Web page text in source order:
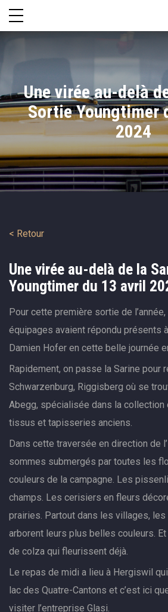
Une virée au-delà
Sortie Youngtimer
2024
< Retour
Une virée au-delà de la
Youngtimer du 13 avril
Pour cette première sortie de
équipages avaient répondu présents
Damien Hofer en cette belle journée
Rapidement, on passe la Sarine pour
Schwarzenburg, Riggisberg où se
Abegg, spécialisée dans la collection
tissus et tapisseries anciens.
Dans cette traversée en direction de
sommes submergés par toutes les
couleurs de la campagne. Les
champs. Les cerisiers en fleurs
prairies. Partout dans les villages,
arborent leurs plus belles couleurs.
de colza qui fleurissent déjà.
Le repas de midi a lieu à Hergiswil
lac des Quatre-Cantons et c’est ici
visiter l’entreprise Glasi.